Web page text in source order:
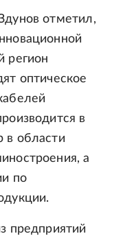
отметил,
регион
оптическое
в
в области
а
по
предприятий